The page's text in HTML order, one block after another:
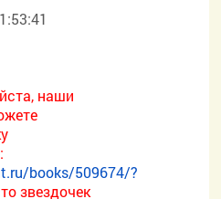
наши
books/509674/?
звездочек